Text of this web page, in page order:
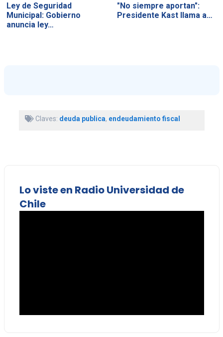
Ley de Seguridad
Municipal: Gobierno
anuncia ley…
"No siempre aportan":
Presidente Kast llama a…
Claves: deuda publica, endeudamiento fiscal
Lo viste en Radio Universidad de
Chile